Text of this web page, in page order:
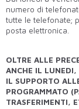
numero di
tutte le telefonate;
posta elettronica.
OLTRE ALLE
ANCHE IL LUNEDI,
IL SUPPORTO
PROGRAMMATO
TRASFERIMENTI,